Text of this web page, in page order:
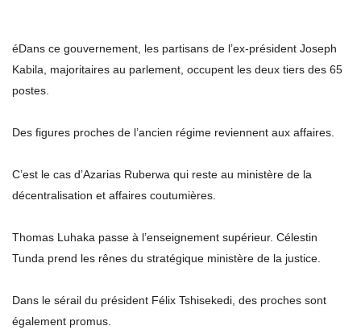
éDans ce gouvernement, les partisans de l’ex-président Joseph
Kabila, majoritaires au parlement, occupent les deux tiers des 65
postes.
Des figures proches de l’ancien régime reviennent aux affaires.
C’est le cas d’Azarias Ruberwa qui reste au ministère de la
décentralisation et affaires coutumières.
Thomas Luhaka passe à l’enseignement supérieur. Célestin
Tunda prend les rênes du stratégique ministère de la justice.
Dans le sérail du président Félix Tshisekedi, des proches sont
également promus.